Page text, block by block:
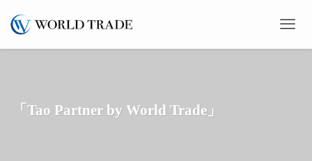
「Tao Partner by World Trade」